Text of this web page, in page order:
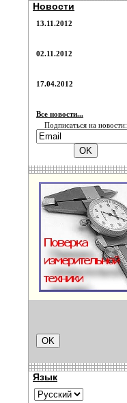
Новости
13.11.2012
02.11.2012
17.04.2012
Все новости...
Подписаться на новости:
Язык